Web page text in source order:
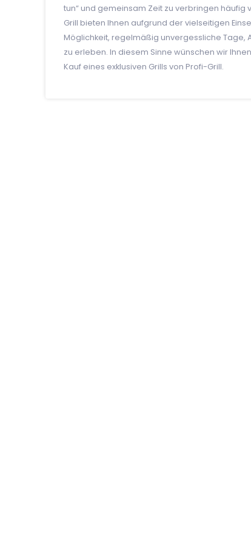
tun“ und gemeinsam Zeit zu verbringen häufig
Grill bieten Ihnen aufgrund der vielseitigen
Möglichkeit, regelmäßig unvergessliche Tage,
zu erleben. In diesem Sinne wünschen wir
Kauf eines exklusiven Grills von Profi-Grill.